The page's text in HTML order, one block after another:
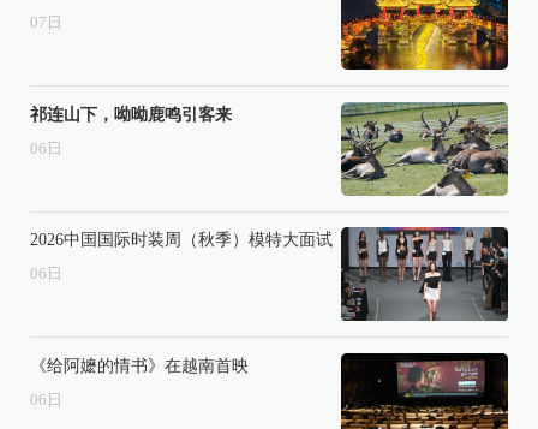
07 日
祁连山下，呦呦鹿鸣引客来
06 日
2026中国国际时装周（秋季）模特大面试
06 日
《给阿嬷的情书》在越南首映
06 日